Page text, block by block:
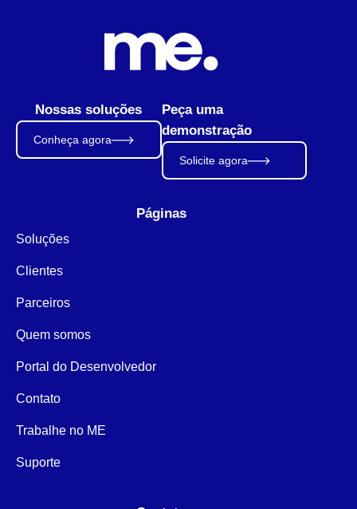
Nossas soluções
Conheça agora
Peça uma
demonstração
Solicite agora
Páginas
Soluções
Clientes
Parceiros
Quem somos
Portal do Desenvolvedor
Contato
Trabalhe no ME
Suporte